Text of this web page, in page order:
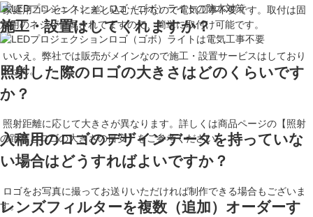
家庭用コンセントに差し込むだけなので電気工事不要です。取付は固
定用のネジが付属されてますので、簡単に取付け可能です。
施工・設置はしてくれますか？
いいえ。弊社では販売がメインなので施工・設置サービスはしており
ません。
照射した際のロゴの大きさはどのくらいです
か？
照射距離に応じて大きさが異なります。詳しくは商品ページの【照射
の距離とロゴの大きさの目安】をご参考ください。
入稿用のロゴのデザインデータを持っていな
い場合はどうすればよいですか？
ロゴをお写真に撮ってお送りいただければ制作できる場合もございま
す。
レンズフィルターを複数（追加）オーダーす